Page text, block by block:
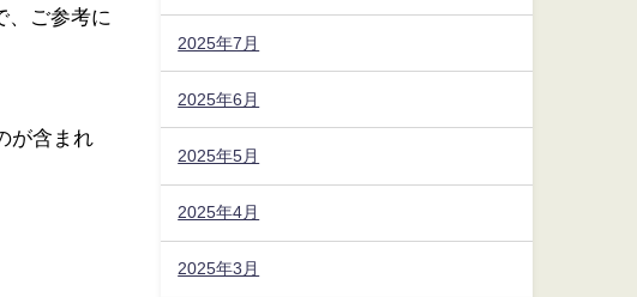
、ご参考に
が含まれ
2025年7月
2025年6月
2025年5月
2025年4月
2025年3月